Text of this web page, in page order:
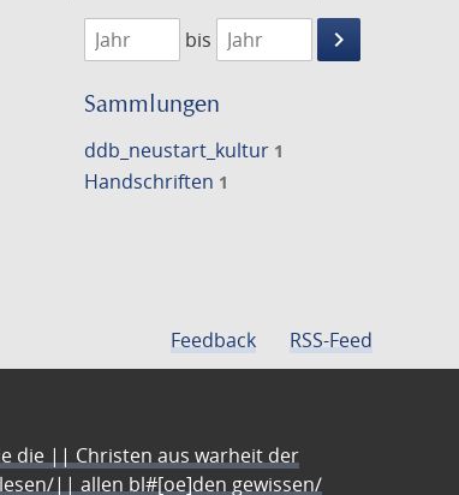
1474
1475
bis
keyboard_arrow_right
Suche
Sammlungen
ddb_neustart_kultur 1
Handschriften 1
Feedback RSS-Feed
die || Christen aus warheit der
|| allen bl#[oe]den gewissen/